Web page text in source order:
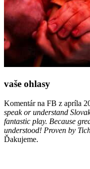
vaše ohlasy
Komentár na FB z apríla
speak or understand
fantastic play. Because
understood! Proven by
Ďakujeme.